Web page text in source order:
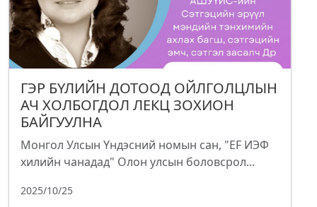
ГЭР БҮЛИЙН ДОТООД ОЙЛГОЛЦЛЫН
АЧ ХОЛБОГДОЛ ЛЕКЦ ЗОХИОН
БАЙГУУЛНА
Монгол Улсын Үндэсний номын сан, "EF ИЭФ
хилийн чанадад" Олон улсын боловсрол...
2025/10/25